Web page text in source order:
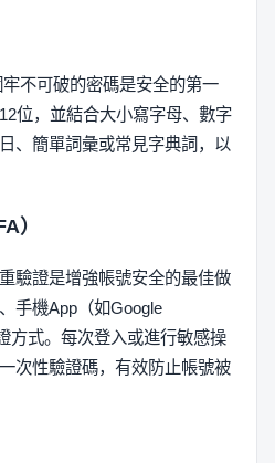
不可破的密碼是安全的第一
位，並結合大小寫字母、數字
、簡單詞彙或常見字典詞，以
）
驗證是增強帳號安全的最佳做
手機App（如Google
方式。每次登入或進行敏感操
次性驗證碼，有效防止帳號被